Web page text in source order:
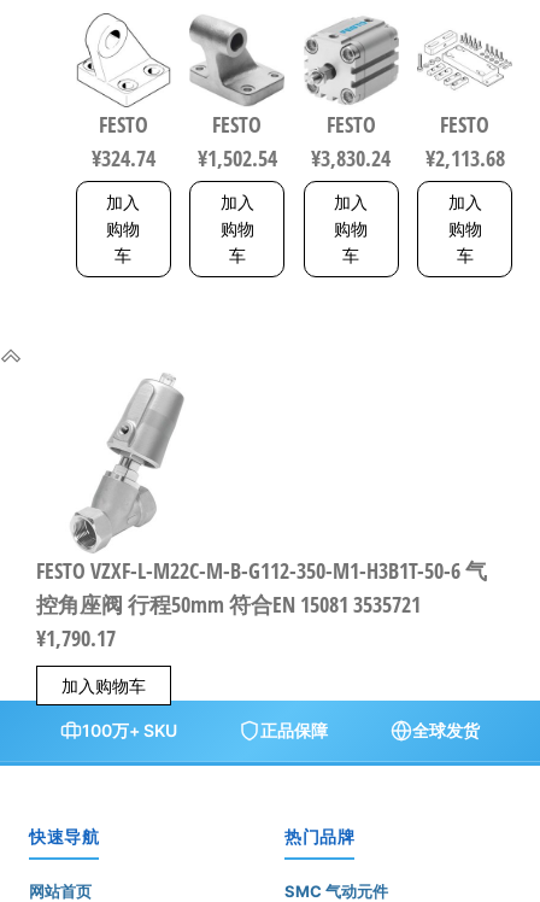
动化零部
件 规格63
33846
FESTO
¥324.74
加入
购物
车
动化零部
件 规格200
9038
FESTO
¥1,502.54
加入
购物
车
60-A-P-A 紧
凑型抗扭
气缸 行程
60mm 缸径
80mm
156833
FESTO
¥3,830.24
加入
购物
车
业自动化
零部件 规
8047581
FESTO
¥2,113.68
加入
购物
车
FESTO VZXF-L-M22C-M-B-G112-350-M1-H3B1T-50-6 气
控角座阀 行程50mm 符合EN 15081 3535721
¥1,790.17
加入购物车
100万+ SKU 正品保障 全球发货
快速导航
网站首页
热门品牌
SMC 气动元件